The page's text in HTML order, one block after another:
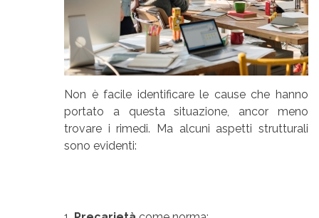
Non è facile identificare le cause che hanno
portato a questa situazione, ancor meno
trovare i rimedi. Ma alcuni aspetti strutturali
sono evidenti: